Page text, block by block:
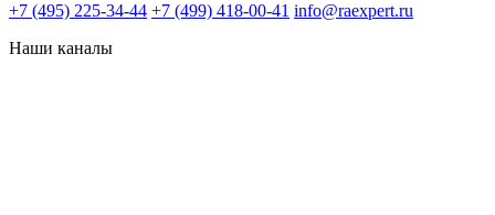
+7 (495) 225-34-44 +7 (499) 418-00-41 info@raexpert.ru
Наши каналы